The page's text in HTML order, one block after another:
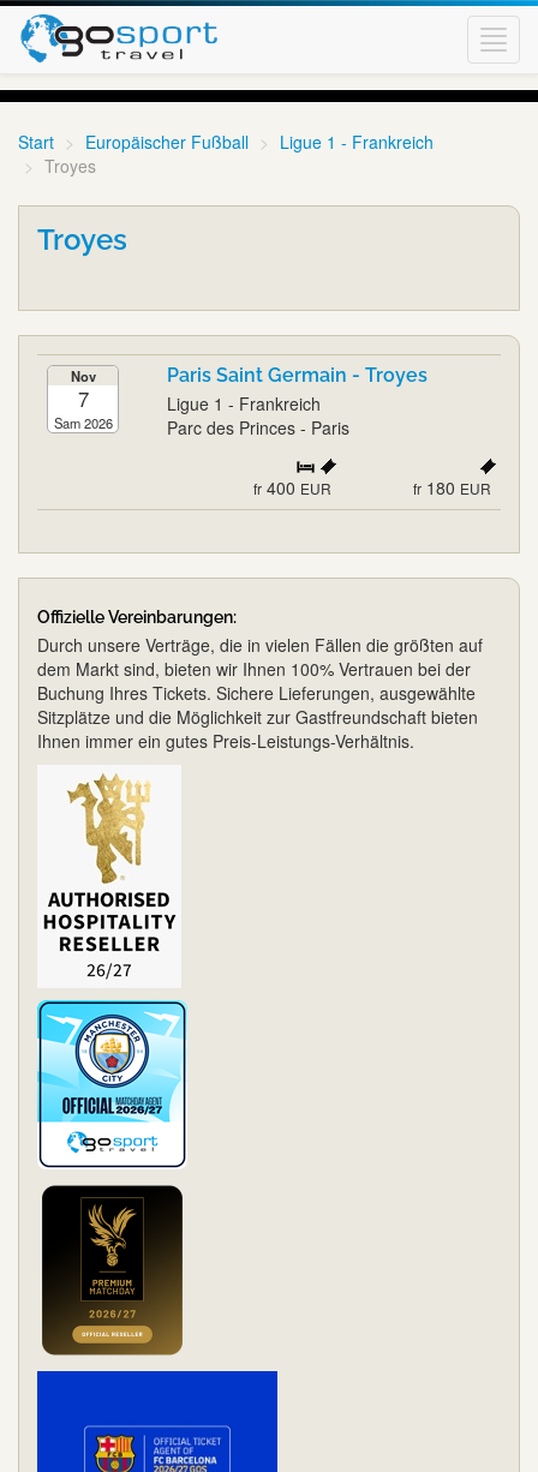
Start Europäischer Fußball
Ligue 1 - Frankreich
Troyes
Troyes
Nov
7
Sam 2026
Paris Saint Germain - Troyes
Ligue 1 - Frankreich
Parc des Princes - Paris
fr 400 EUR fr 180 EUR
Offizielle Vereinbarungen:
Durch unsere Verträge, die in vielen Fällen die größten auf
dem Markt sind, bieten wir Ihnen 100% Vertrauen bei der
Buchung Ihres Tickets. Sichere Lieferungen, ausgewählte
Sitzplätze und die Möglichkeit zur Gastfreundschaft bieten
Ihnen immer ein gutes Preis-Leistungs-Verhältnis.